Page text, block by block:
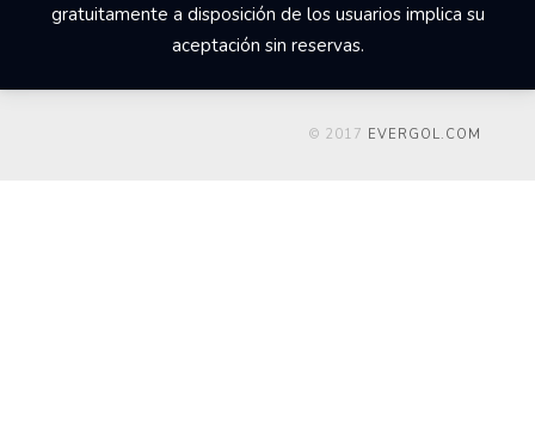
gratuitamente a disposición de los usuarios implica su
aceptación sin reservas.
© 2017 EVERGOL.COM